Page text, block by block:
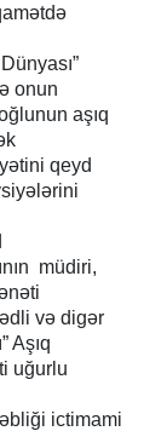
onun
aşıq
qeyd
müdiri,
və digər
Aşıq
uğurlu
ictimami